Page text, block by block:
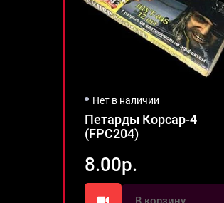
Нет в наличии
Петарды Корсар-4
(FPC204)
8.00р.